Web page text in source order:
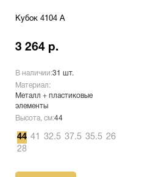
Кубок 4104 A
3 264 р.
В наличии:31 шт.
Материал:
Металл + пластиковые
элементы
Высота, см:44
44 41 32.5 37.5 35.5 26
28